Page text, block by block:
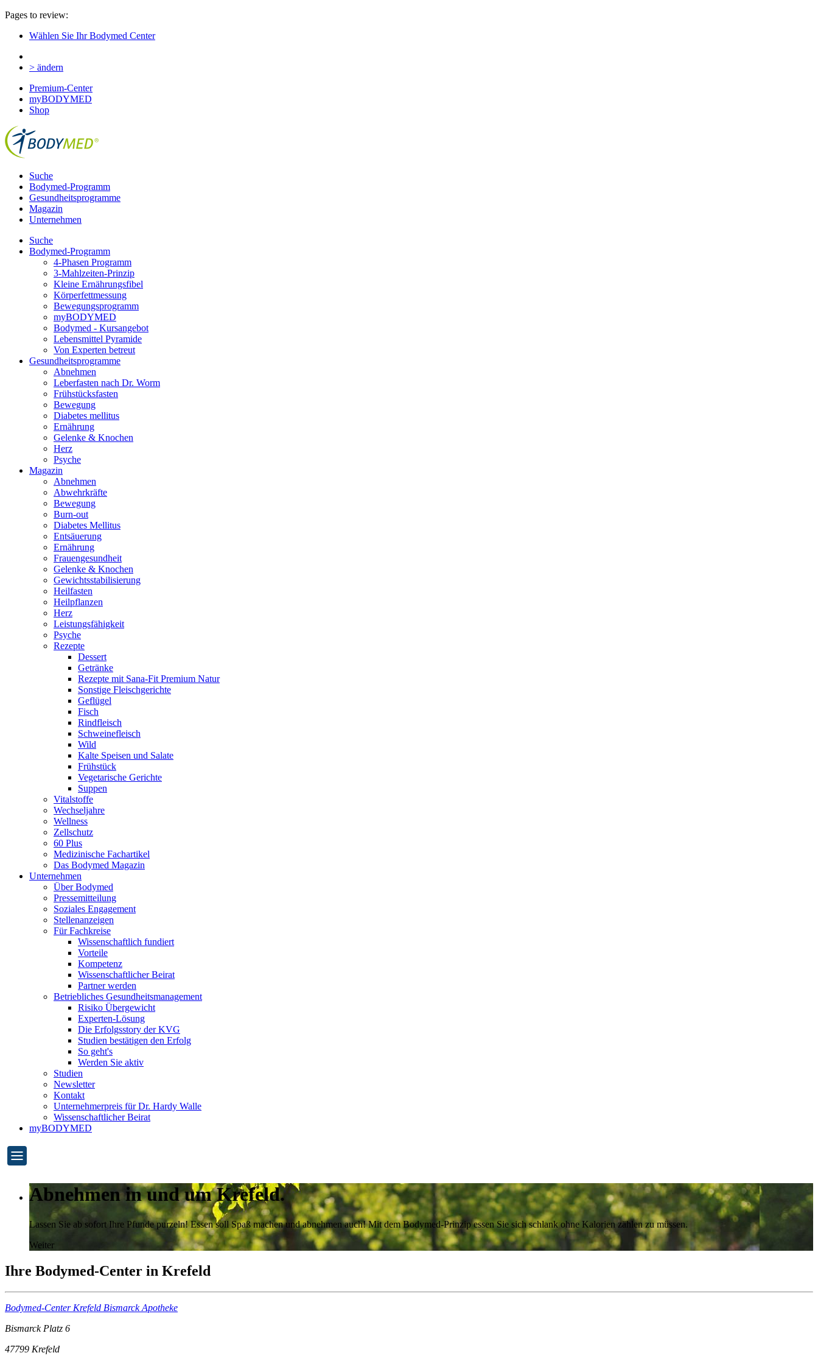
Pages to review:
Wählen Sie Ihr Bodymed Center
> ändern
Premium-Center
myBODYMED
Shop
Suche
Bodymed-Programm
Gesundheitsprogramme
Magazin
Unternehmen
Suche
Bodymed-Programm
4-Phasen Programm
3-Mahlzeiten-Prinzip
Kleine Ernährungsfibel
Körperfettmessung
Bewegungsprogramm
myBODYMED
Bodymed - Kursangebot
Lebensmittel Pyramide
Von Experten betreut
Gesundheitsprogramme
Abnehmen
Leberfasten nach Dr. Worm
Frühstücksfasten
Bewegung
Diabetes mellitus
Ernährung
Gelenke & Knochen
Herz
Psyche
Magazin
Abnehmen
Abwehrkräfte
Bewegung
Burn-out
Diabetes Mellitus
Entsäuerung
Ernährung
Frauengesundheit
Gelenke & Knochen
Gewichtsstabilisierung
Heilfasten
Heilpflanzen
Herz
Leistungsfähigkeit
Psyche
Rezepte
Dessert
Getränke
Rezepte mit Sana-Fit Premium Natur
Sonstige Fleischgerichte
Geflügel
Fisch
Rindfleisch
Schweinefleisch
Wild
Kalte Speisen und Salate
Frühstück
Vegetarische Gerichte
Suppen
Vitalstoffe
Wechseljahre
Wellness
Zellschutz
60 Plus
Medizinische Fachartikel
Das Bodymed Magazin
Unternehmen
Über Bodymed
Pressemitteilung
Soziales Engagement
Stellenanzeigen
Für Fachkreise
Wissenschaftlich fundiert
Vorteile
Kompetenz
Wissenschaftlicher Beirat
Partner werden
Betriebliches Gesundheitsmanagement
Risiko Übergewicht
Experten-Lösung
Die Erfolgsstory der KVG
Studien bestätigen den Erfolg
So geht's
Werden Sie aktiv
Studien
Newsletter
Kontakt
Unternehmerpreis für Dr. Hardy Walle
Wissenschaftlicher Beirat
myBODYMED
Abnehmen in und um Krefeld.
Lassen Sie ab sofort Ihre Pfunde purzeln! Essen soll Spaß machen und abnehmen auch! Mit dem Bodymed-Prinzip essen Sie sich schlank ohne Kalorien zählen zu müssen.
Weiter
Ihre Bodymed-Center in Krefeld
Bodymed-Center Krefeld Bismarck Apotheke
Bismarck Platz 6
47799 Krefeld